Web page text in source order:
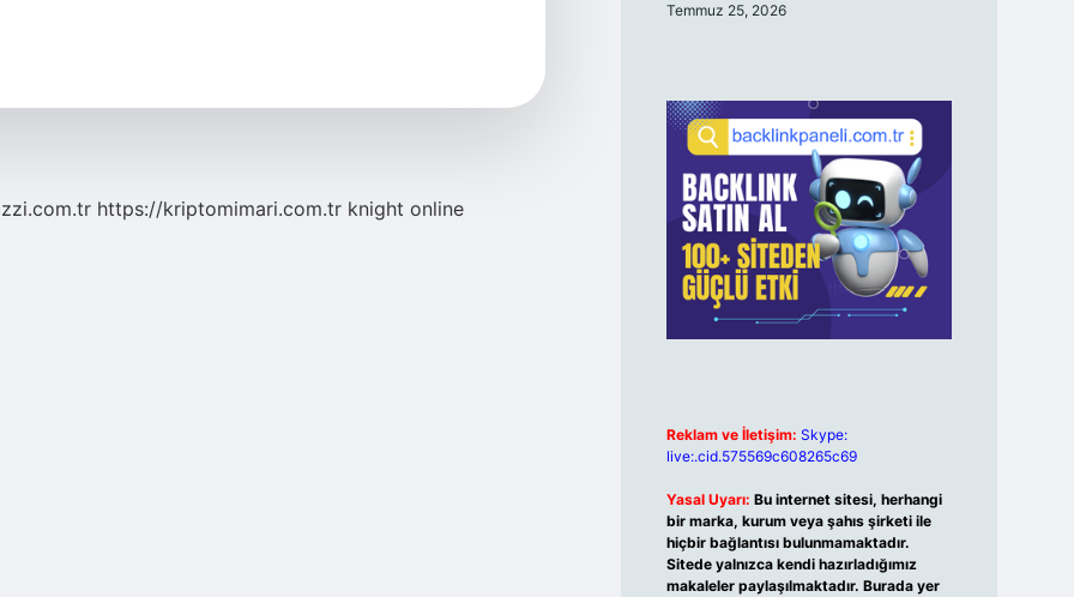
https://kriptomimari.com.tr knight online
Temmuz 25, 2026
Reklam ve İletişim: Skype:
live:.cid.575569c608265c69
Yasal Uyarı: Bu internet sitesi, herhangi
bir marka, kurum veya şahıs şirketi ile
hiçbir bağlantısı bulunmamaktadır.
Sitede yalnızca kendi hazırladığımız
makaleler paylaşılmaktadır. Burada yer